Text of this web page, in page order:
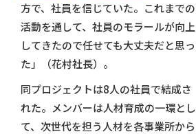
方で、社員を信じていた。これまでの
活動を通して、社員のモラールが向上
してきたので任せても大丈夫だと思っ
た」（花村社長）。
同プロジェクトは8人の社員で結成さ
れた。メンバーは人材育成の一環とし
て、次世代を担う人材を各事業所から